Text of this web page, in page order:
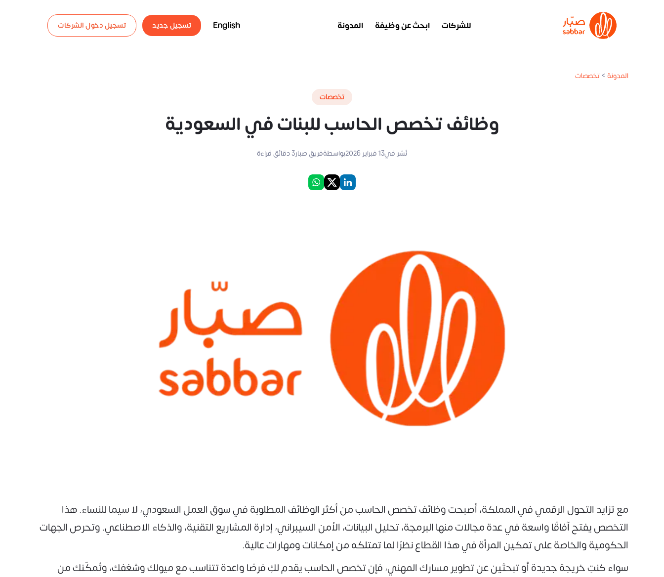
للشركات ابحث عن وظيفة المدونة English تسجيل جديد تسجيل دخول الشركات
المدونة>تخصصات
تخصصات
وظائف تخصص الحاسب للبنات في السعودية
نُشر في13 فبراير 2026 بواسطةفريق صبار3دقائق قراءة
مع تزايد التحول الرقمي في المملكة، أصبحت وظائف تخصص الحاسب من أكثر الوظائف المطلوبة في سوق العمل السعودي، لا سيما للنساء. هذا
التخصص يفتح آفاقًا واسعة في عدة مجالات منها البرمجة، تحليل البيانات، الأمن السيبراني، إدارة المشاريع التقنية، والذكاء الاصطناعي. وتحرص الجهات
الحكومية والخاصة على تمكين المرأة في هذا القطاع نظرًا لما تمتلكه من إمكانات ومهارات عالية.
سواء كنتِ خريجة جديدة أو تبحثين عن تطوير مسارك المهني، فإن تخصص الحاسب يقدم لكِ فرصًا واعدة تتناسب مع ميولك وشغفك، وتُمكّنك من